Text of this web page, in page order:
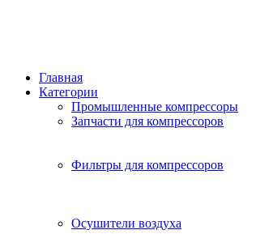
Главная
Категории
Промышленные компрессоры
Запчасти для компрессоров
Фильтры для компрессоров
Осушители воздуха